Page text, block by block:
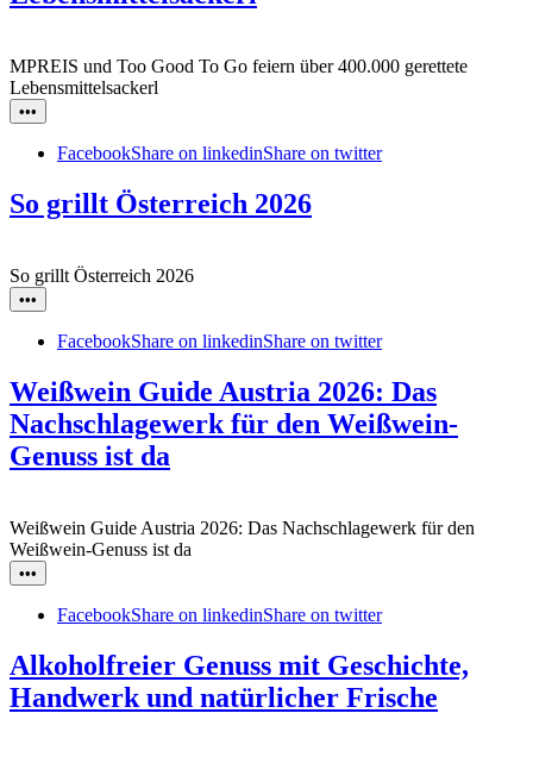
MPREIS und Too Good To Go feiern über 400.000 gerettete
Lebensmittelsackerl
•••
FacebookShare on linkedinShare on twitter
So grillt Österreich 2026
So grillt Österreich 2026
•••
FacebookShare on linkedinShare on twitter
Weißwein Guide Austria 2026: Das
Nachschlagewerk für den Weißwein-
Genuss ist da
Weißwein Guide Austria 2026: Das Nachschlagewerk für den
Weißwein-Genuss ist da
•••
FacebookShare on linkedinShare on twitter
Alkoholfreier Genuss mit Geschichte,
Handwerk und natürlicher Frische